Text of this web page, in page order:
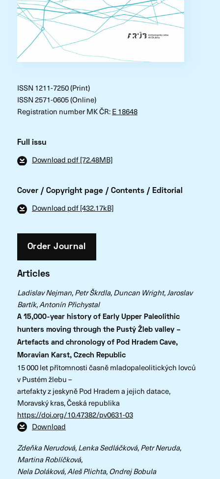
ISSN 1211-7250 (Print)
ISSN 2571-0605 (Online)
Registration number MK ČR:E 18648
Full issu
Download pdf [72.48MB]
Cover / Copyright page / Contents / Editorial
Download pdf [432.17kB]
Order Journal
Articles
Ladislav Nejman, Petr Škrdla, Duncan Wright, Jaroslav
Bartík, Antonín Přichystal
A 15,000-year history of Early Upper Paleolithic
hunters moving through the Pustý Žleb valley –
Artefacts and chronology of Pod Hradem Cave,
Moravian Karst, Czech Republic
15 000 let přítomnosti časně mladopaleolitických lovců
v Pustém žlebu –
artefakty z jeskyně Pod Hradem a jejich datace,
Moravský kras, Česká republika
https://doi.org/10.47382/pv0631-03
Download
Zdeňka Nerudová, Lenka Sedláčková, Petr Neruda,
Martina Roblíčková,
Nela Doláková, Aleš Plichta, Ondrej Bobula